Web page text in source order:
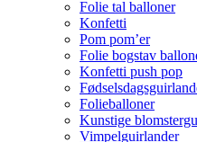
Folie tal balloner
Konfetti
Pom pom’er
Folie bogstav
Konfetti push pop
Folieballoner
Kunstige
Vimpelguirlander